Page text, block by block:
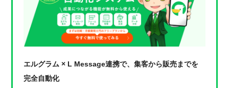
エルグラム × L Message連携で、集客から販売までを
完全自動化